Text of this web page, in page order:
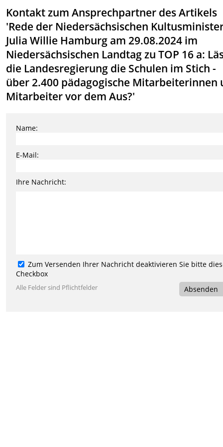
Kontakt zum Ansprechpartner des Artikels
'Rede der Niedersächsischen
Julia Willie Hamburg am 29.08.2024 im
Niedersächsischen Landtag zu TOP 16 a:
die Landesregierung die Schulen im Stich -
über 2.400 pädagogische Mitarbeiterinnen
Mitarbeiter vor dem Aus?'
Name:
E-Mail:
Ihre Nachricht:
Zum Versenden Ihrer Nachricht deaktivieren Sie bitte
Checkbox
Alle Felder sind Pflichtfelder Absenden